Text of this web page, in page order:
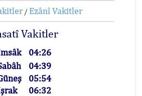
/ Ezânî Vakitler
Vakitler
04:26
04:39
05:54
06:32